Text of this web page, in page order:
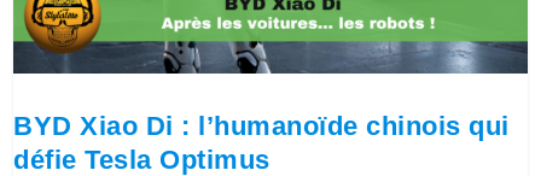
BYD Xiao Di : l’humanoïde chinois qui
défie Tesla Optimus